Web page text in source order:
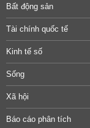
Bất động sản
Tài chính quốc tế
Kinh tế số
Sống
Xã hội
Báo cáo phân tích